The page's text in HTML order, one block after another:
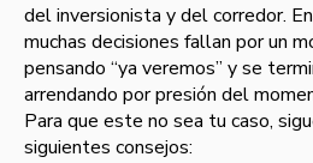
del inversionista y del corredor.
muchas decisiones fallan por un
pensando “ya veremos” y se
arrendando por presión del
Para que este no sea tu caso,
siguientes consejos: